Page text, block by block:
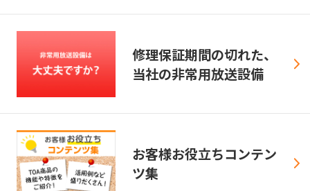
修理保証期間の切れた、
当社の非常用放送設備
お客様お役立ちコンテン
ツ集